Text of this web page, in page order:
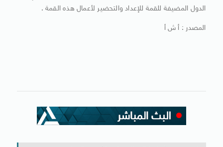
الدول المضيفة للقمة للإعداد والتحضير لأعمال هذه القمة .
المصدر : أ ش أ